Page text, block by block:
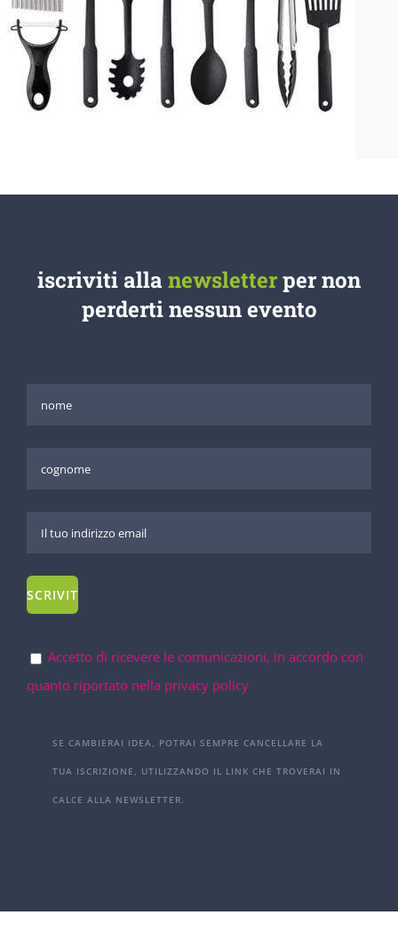
iscriviti allanewsletterper non
perderti nessun evento
Accetto di ricevere le comunicazioni, in accordo con
quanto riportato nella privacy policy
SE CAMBIERAI IDEA, POTRAI SEMPRE CANCELLARE LA
TUA ISCRIZIONE, UTILIZZANDO IL LINK CHE TROVERAI IN
CALCE ALLA NEWSLETTER.